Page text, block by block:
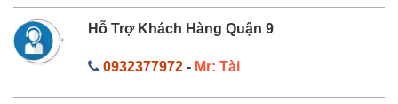
Hỗ Trợ Khách Hàng Quận 9
0932377972- Mr: Tài